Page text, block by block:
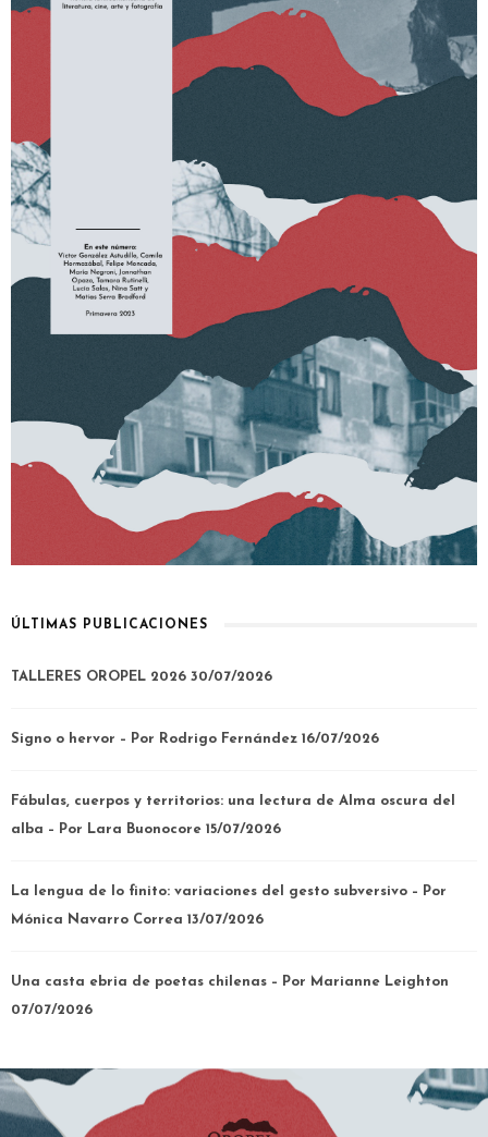
ÚLTIMAS PUBLICACIONES
TALLERES OROPEL 2026 30/07/2026
Signo o hervor – Por Rodrigo Fernández 16/07/2026
Fábulas, cuerpos y territorios: una lectura de Alma oscura del
alba – Por Lara Buonocore 15/07/2026
La lengua de lo finito: variaciones del gesto subversivo – Por
Mónica Navarro Correa 13/07/2026
Una casta ebria de poetas chilenas – Por Marianne Leighton
07/07/2026